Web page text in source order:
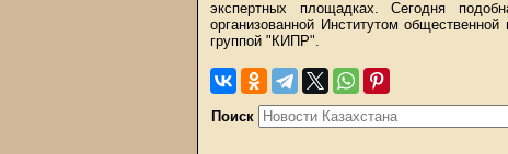
экспертных площадках. Сегодня
организованной Институтом
группой "КИПР".
Поиск